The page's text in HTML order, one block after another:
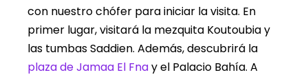
con nuestro chófer para iniciar la visita. En
primer lugar, visitará la mezquita Koutoubia y
las tumbas Saddien. Además, descubrirá la
plaza de Jamaa El Fnay el Palacio Bahía. A